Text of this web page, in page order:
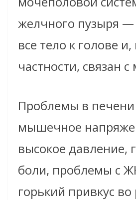
желчного пузыря —
все тело к голове и,
частности, связан
Проблемы в
мышечное
высокое давление,
боли, проблемы с
горький привкус во